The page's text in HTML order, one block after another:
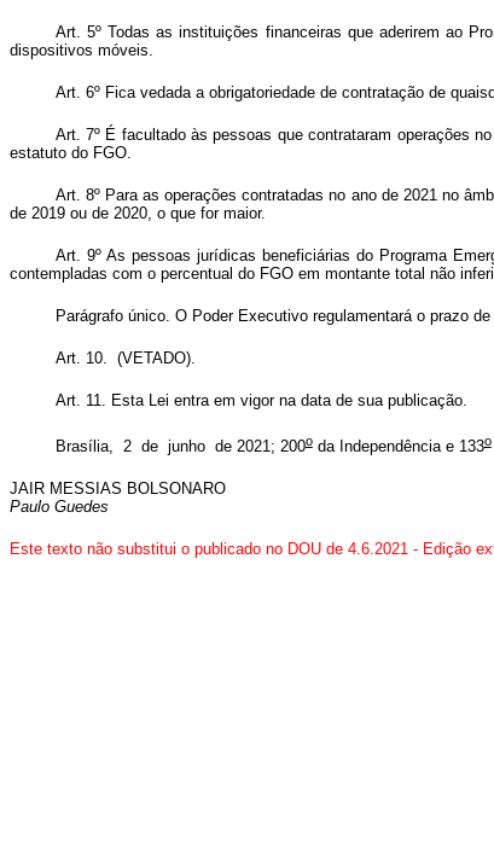
Art. 5º Todas as instituições financeiras que aderirem ao
dispositivos móveis.
Art. 6º Fica vedada a obrigatoriedade de contratação de
Art. 7º É facultado às pessoas que contrataram operações
estatuto do FGO.
Art. 8º Para as operações contratadas no ano de 2021 no
de 2019 ou de 2020, o que for maior.
Art. 9º As pessoas jurídicas beneficiárias do Programa
contempladas com o percentual do FGO em montante total não
Parágrafo único. O Poder Executivo regulamentará o prazo
Art. 10. (VETADO).
Art. 11. Esta Lei entra em vigor na data de sua publicação.
Brasília, 2 de junho de 2021; 200oda Independência e 133o
JAIR MESSIAS BOLSONARO
Paulo Guedes
Este texto não substitui o publicado no DOU de 4.6.2021 - Edição